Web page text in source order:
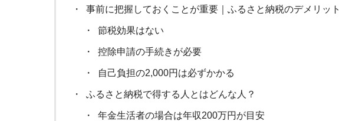
事前に把握しておくことが重要｜ふるさと納税のデメリット
節税効果はない
控除申請の手続きが必要
自己負担の2,000円は必ずかかる
ふるさと納税で得する人とはどんな人？
年金生活者の場合は年収200万円が目安